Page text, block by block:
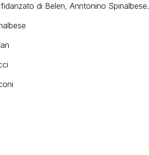
fidanzato di Belen, Anntonino Spinalbese.